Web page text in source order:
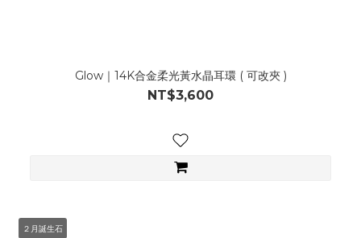
Glow｜14K合金柔光黃水晶耳環 ( 可改夾 )
NT$3,600
２月誕生石